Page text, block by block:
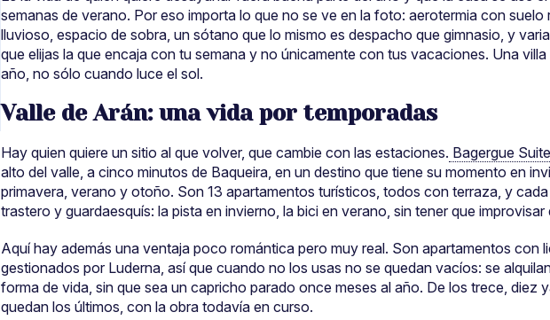
semanas de verano. Por eso importa lo que no se ve en la foto: aerotermia con suelo
lluvioso, espacio de sobra, un sótano que lo mismo es despacho que gimnasio, y
que elijas la que encaja con tu semana y no únicamente con tus vacaciones. Una
año, no sólo cuando luce el sol.
Valle de Arán: una vida por temporadas
Hay quien quiere un sitio al que volver, que cambie con las estaciones. Bagergue
alto del valle, a cinco minutos de Baqueira, en un destino que tiene su momento en
primavera, verano y otoño. Son 13 apartamentos turísticos, todos con terraza, y
trastero y guardaesquís: la pista en invierno, la bici en verano, sin tener que
Aquí hay además una ventaja poco romántica pero muy real. Son apartamentos con
gestionados por Luderna, así que cuando no los usas no se quedan vacíos: se
forma de vida, sin que sea un capricho parado once meses al año. De los trece, diez
quedan los últimos, con la obra todavía en curso.